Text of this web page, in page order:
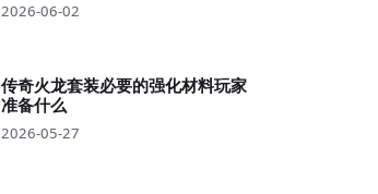
2026-06-02
传奇火龙套装必要的强化材料玩家
准备什么
2026-05-27